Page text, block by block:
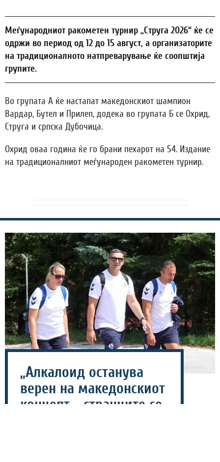
Меѓународниот ракометен турнир „Струга 2026“ ќе се
одржи во период од 12 до 15 август, а организаторите
на традиционалното натпреварување ќе соопштија
групите.
Во групата А ќе настапат македонскиот шампион
Вардар, Бутел и Прилеп, додека во групата Б се Охрид,
Струга и српска Дубочица.
Охрид оваа година ќе го брани пехарот на 54. Издание
на традиционалниот меѓународен ракометен турнир.
„Алкалоид останува
верен на македонскиот
концепт - странците се